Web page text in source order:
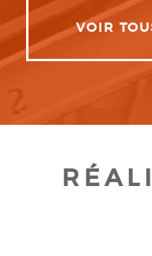
VOIR